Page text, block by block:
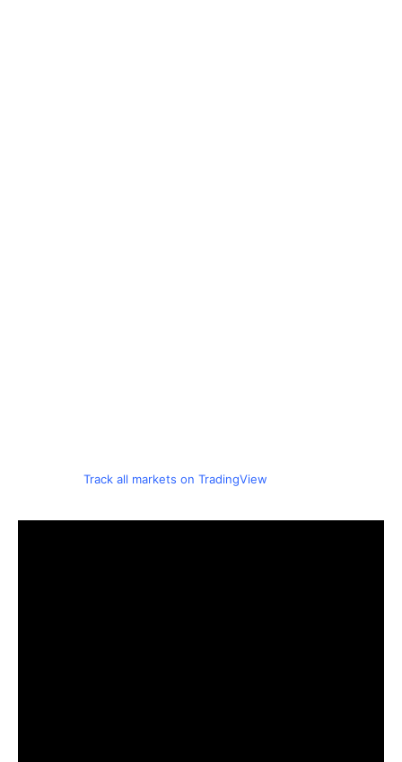
Track all markets on TradingView